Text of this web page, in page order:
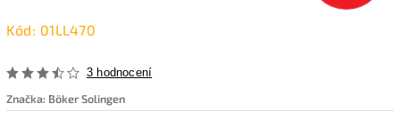
Kód: 01LL470
3 hodnocení
Značka: Böker Solingen